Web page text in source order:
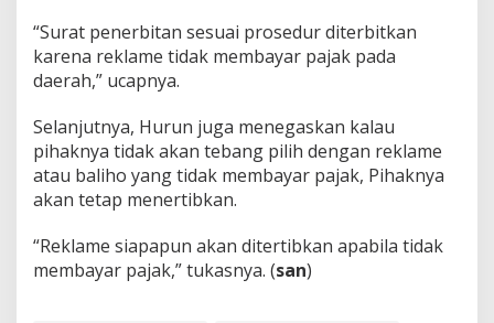
“Surat penerbitan sesuai prosedur diterbitkan
karena reklame tidak membayar pajak pada
daerah,” ucapnya.
Selanjutnya, Hurun juga menegaskan kalau
pihaknya tidak akan tebang pilih dengan reklame
atau baliho yang tidak membayar pajak, Pihaknya
akan tetap menertibkan.
“Reklame siapapun akan ditertibkan apabila tidak
membayar pajak,” tukasnya. (san)